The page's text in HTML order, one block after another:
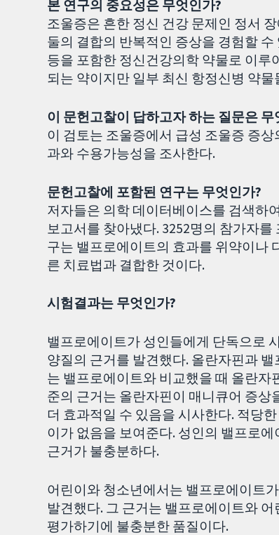
본 연구의 중요성은 무엇인가?
조울증은 흔한 정신 건강 문제인 정서
둘의 결합의 반복적인 증상을 경험할
등을 포함한 정신건강의학 약물로 이
되는 약이지만 일부 최신 항정신병 약
이 문헌고찰이 답하고자 하는 질문은 무
이 검토는 조울증에서 급성 조울증 증
과와 수용가능성을 조사한다.
문헌고찰에 포함된 연구는 무엇인가?
저자들은 의학 데이터베이스를 검색하
보고서를 찾아냈다. 3252명의 참가자
구는 밸프로에이트의 효과를 위약이나
른 치료법과 결합한 것이다.
시험결과는 무엇인가?
밸프로에이트가 성인들에게 단독으로
양질의 근거를 발견했다. 올란자핀과
는 밸프로에이트와 비교했을 때 올란자
준의 근거는 올란자핀이 매니큐어 증상
더 효과적일 수 있음을 시사한다. 적당
이가 없음을 보여준다. 성인의 밸프로
근거가 불충분하다.
어린이와 청소년에서는 밸프로에이트
발견했다. 그 근거는 밸프로에이트와
평가하기에 불충분한 품질이다.